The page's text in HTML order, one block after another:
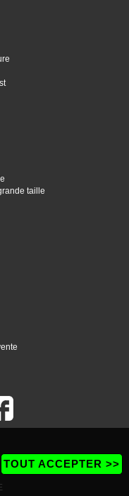
taille
TOUT ACCEPTER >>